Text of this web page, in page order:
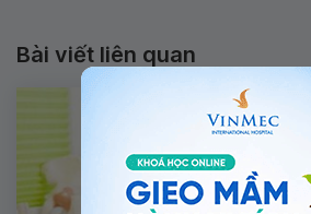
Bài viết liên quan